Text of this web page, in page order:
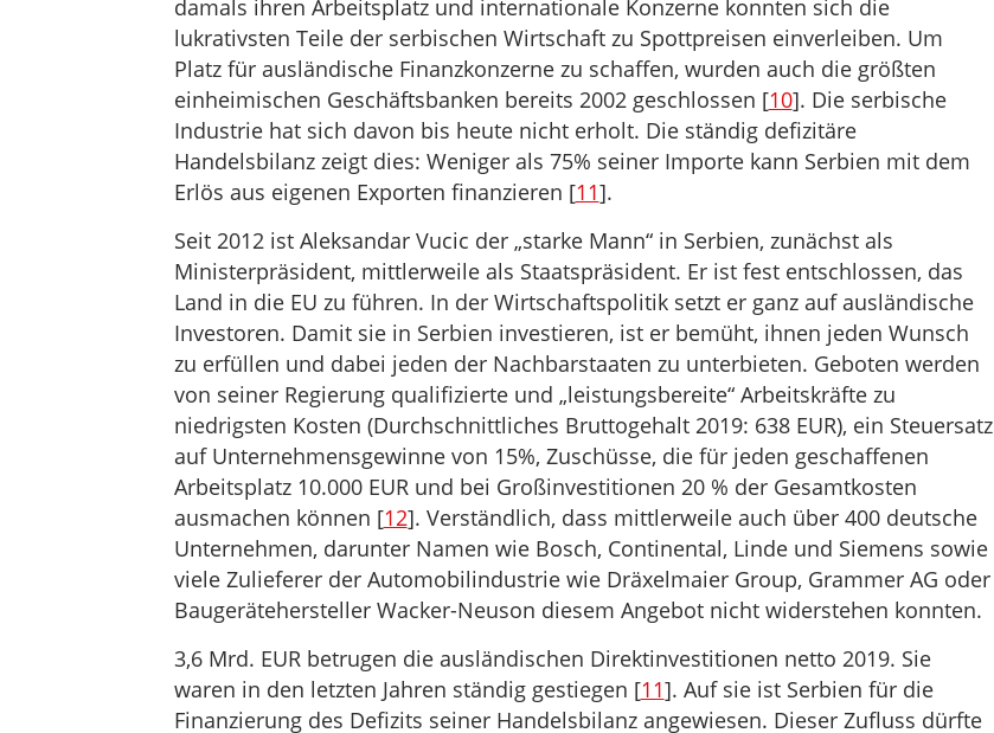
damals ihren Arbeitsplatz und internationale Konzerne konnten sich die
lukrativsten Teile der serbischen Wirtschaft zu Spottpreisen einverleiben. Um
Platz für ausländische Finanzkonzerne zu schaffen, wurden auch die größten
einheimischen Geschäftsbanken bereits 2002 geschlossen [10]. Die serbische
Industrie hat sich davon bis heute nicht erholt. Die ständig defizitäre
Handelsbilanz zeigt dies: Weniger als 75% seiner Importe kann Serbien mit dem
Erlös aus eigenen Exporten finanzieren [11].
Seit 2012 ist Aleksandar Vucic der „starke Mann“ in Serbien, zunächst als
Ministerpräsident, mittlerweile als Staatspräsident. Er ist fest entschlossen, das
Land in die EU zu führen. In der Wirtschaftspolitik setzt er ganz auf ausländische
Investoren. Damit sie in Serbien investieren, ist er bemüht, ihnen jeden Wunsch
zu erfüllen und dabei jeden der Nachbarstaaten zu unterbieten. Geboten werden
von seiner Regierung qualifizierte und „leistungsbereite“ Arbeitskräfte zu
niedrigsten Kosten (Durchschnittliches Bruttogehalt 2019: 638 EUR), ein Steuersatz
auf Unternehmensgewinne von 15%, Zuschüsse, die für jeden geschaffenen
Arbeitsplatz 10.000 EUR und bei Großinvestitionen 20 % der Gesamtkosten
ausmachen können [12]. Verständlich, dass mittlerweile auch über 400 deutsche
Unternehmen, darunter Namen wie Bosch, Continental, Linde und Siemens sowie
viele Zulieferer der Automobilindustrie wie Dräxelmaier Group, Grammer AG oder
Baugerätehersteller Wacker-Neuson diesem Angebot nicht widerstehen konnten.
3,6 Mrd. EUR betrugen die ausländischen Direktinvestitionen netto 2019. Sie
waren in den letzten Jahren ständig gestiegen [11]. Auf sie ist Serbien für die
Finanzierung des Defizits seiner Handelsbilanz angewiesen. Dieser Zufluss dürfte